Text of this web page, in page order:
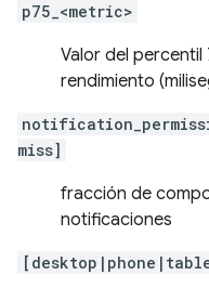
p75_<metric>
Valor del percentil
rendimiento
miss]
fracción de
notificaciones